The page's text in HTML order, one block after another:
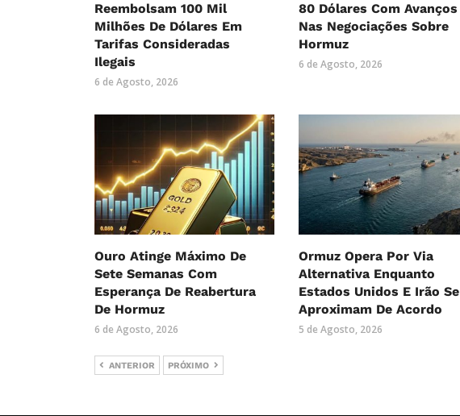
Reembolsam 100 Mil
Milhões De Dólares Em
Tarifas Consideradas
Ilegais
6 de Agosto, 2026
80 Dólares Com Avanços
Nas Negociações Sobre
Hormuz
6 de Agosto, 2026
Ouro Atinge Máximo De
Sete Semanas Com
Esperança De Reabertura
De Hormuz
6 de Agosto, 2026
Ormuz Opera Por Via
Alternativa Enquanto
Estados Unidos E Irão Se
Aproximam De Acordo
5 de Agosto, 2026
ANTERIOR PRÓXIMO